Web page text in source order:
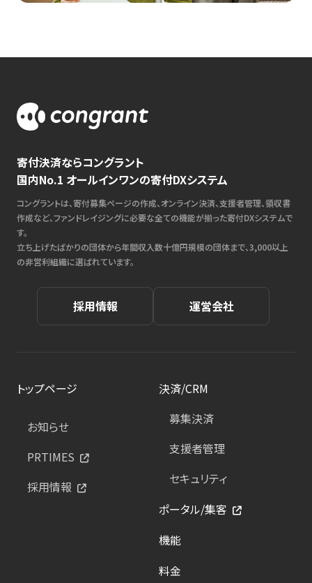
寄付決済ならコングラント
国内No.1 オールインワンの寄付DXシステム
コングラントは、寄付募集ページの作成、オンライン決済、支援者管理、領収書
作成など、ファンドレイジングに必要な全ての機能が揃った寄付DXシステムで
す。
立ち上げたばかりの団体から年間収入数十億円規模の団体まで、3,000以上
の非営利組織に選ばれています。
採用情報 運営会社
トップページ
お知らせ
PRTIMES
採用情報
決済/CRM
募集決済
支援者管理
セキュリティ
ポータル/集客
機能
料金